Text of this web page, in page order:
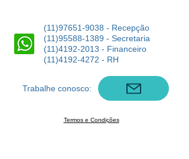
(11)97651-9038 - Recepção
(11)95588-1389 - Secretaria
(11)4192-2013 - Financeiro
(11)4192-4272 - RH
Trabalhe conosco:
Termos e Condições